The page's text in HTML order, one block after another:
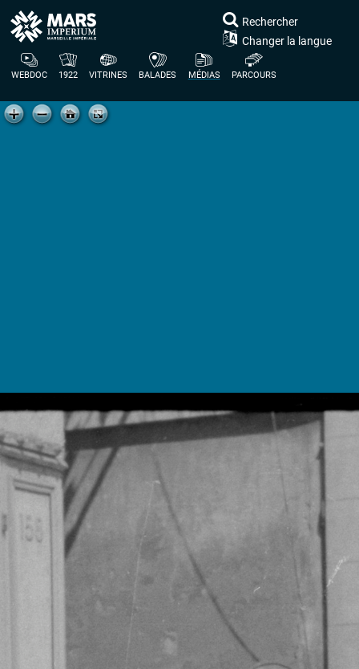
WEBDOC 1922 VITRINES BALADES MÉDIAS PARCOURS
Rechercher
Changer la langue